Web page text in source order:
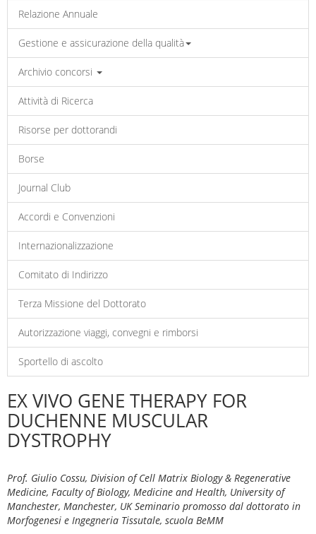
Relazione Annuale
Gestione e assicurazione della qualità
Archivio concorsi
Attività di Ricerca
Risorse per dottorandi
Borse
Journal Club
Accordi e Convenzioni
Internazionalizzazione
Comitato di Indirizzo
Terza Missione del Dottorato
Autorizzazione viaggi, convegni e rimborsi
Sportello di ascolto
EX VIVO GENE THERAPY FOR
DUCHENNE MUSCULAR
DYSTROPHY
Prof. Giulio Cossu, Division of Cell Matrix Biology & Regenerative
Medicine, Faculty of Biology, Medicine and Health, University of
Manchester, Manchester, UK Seminario promosso dal dottorato in
Morfogenesi e Ingegneria Tissutale, scuola BeMM